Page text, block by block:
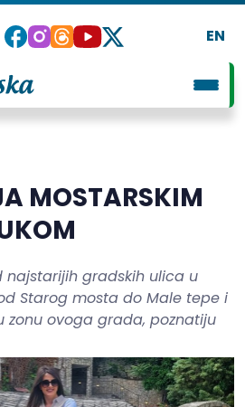
EN
MOSTARSKIM
najstarijih gradskih ulica u
Starog mosta do Male tepe i
ovoga grada, poznatiju